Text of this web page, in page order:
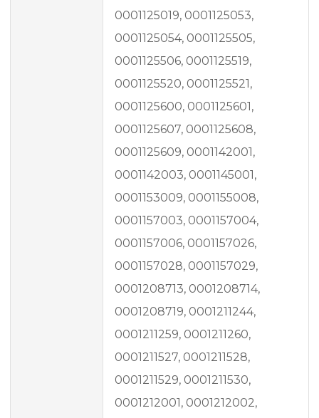
0001125019, 0001125053,
0001125054, 0001125505,
0001125506, 0001125519,
0001125520, 0001125521,
0001125600, 0001125601,
0001125607, 0001125608,
0001125609, 0001142001,
0001142003, 0001145001,
0001153009, 0001155008,
0001157003, 0001157004,
0001157006, 0001157026,
0001157028, 0001157029,
0001208713, 0001208714,
0001208719, 0001211244,
0001211259, 0001211260,
0001211527, 0001211528,
0001211529, 0001211530,
0001212001, 0001212002,